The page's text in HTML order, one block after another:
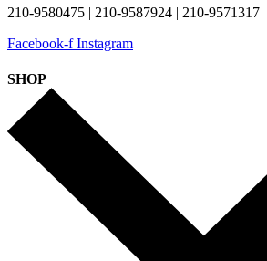
210-9580475 | 210-9587924 | 210-9571317
Facebook-f Instagram
SHOP